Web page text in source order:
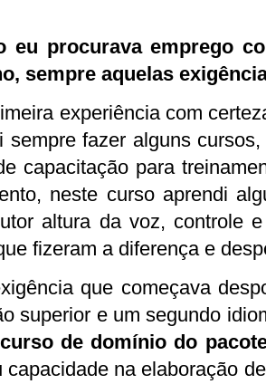
eu procurava emprego
sempre aquelas
experiência com
sempre fazer alguns
capacitação para
neste curso aprendi
altura da voz, controle
fizeram a diferença e
que começava
superior e um segundo
de domínio do
capacidade na elaboração